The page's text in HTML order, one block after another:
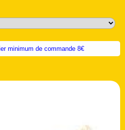
minimum de commande 8€